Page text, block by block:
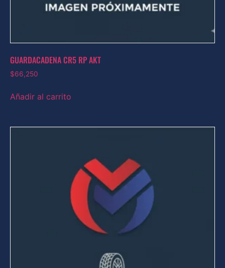
GUARDACADENA CR5 RP AKT
$66,250
Añadir al carrito